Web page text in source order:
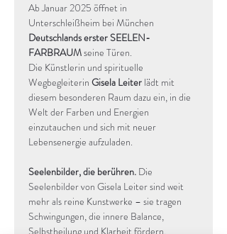
Ab Januar 2025 öffnet in
Unterschleißheim bei München
Deutschlands erster SEELEN-
FARBRAUM seine Türen.
Die Künstlerin und spirituelle
Wegbegleiterin Gisela Leiter lädt mit
diesem besonderen Raum dazu ein, in die
Welt der Farben und Energien
einzutauchen und sich mit neuer
Lebensenergie aufzuladen.
Seelenbilder, die berühren. Die
Seelenbilder von Gisela Leiter sind weit
mehr als reine Kunstwerke – sie tragen
Schwingungen, die innere Balance,
Selbstheilung und Klarheit fördern.